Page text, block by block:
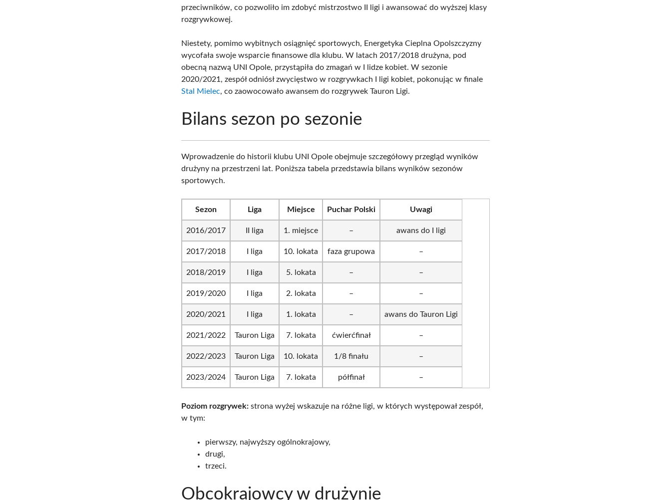
przeciwników, co pozwoliło im zdobyć mistrzostwo II ligi i awansować do wyższej klasy
rozgrywkowej.
Niestety, pomimo wybitnych osiągnięć sportowych, Energetyka Cieplna Opolszczyzny
wycofała swoje wsparcie finansowe dla klubu. W latach 2017/2018 drużyna, pod
obecną nazwą UNI Opole, przystąpiła do zmagań w I lidze kobiet. W sezonie
2020/2021, zespół odniósł zwycięstwo w rozgrywkach I ligi kobiet, pokonując w finale
Stal Mielec, co zaowocowało awansem do rozgrywek Tauron Ligi.
Bilans sezon po sezonie
Wprowadzenie do historii klubu UNI Opole obejmuje szczegółowy przegląd wyników
drużyny na przestrzeni lat. Poniższa tabela przedstawia bilans wyników sezonów
sportowych.
Sezon Liga Miejsce Puchar Polski Uwagi
2016/2017 II liga 1. miejsce – awans do I ligi
2017/2018 I liga 10. lokata faza grupowa –
2018/2019 I liga 5. lokata – –
2019/2020 I liga 2. lokata – –
2020/2021 I liga 1. lokata – awans do Tauron Ligi
2021/2022 Tauron Liga 7. lokata ćwierćfinał –
2022/2023 Tauron Liga 10. lokata 1/8 finału –
2023/2024 Tauron Liga 7. lokata półfinał –
Poziom rozgrywek: strona wyżej wskazuje na różne ligi, w których występował zespół,
w tym:
pierwszy, najwyższy ogólnokrajowy,
drugi,
trzeci.
Obcokrajowcy w drużynie